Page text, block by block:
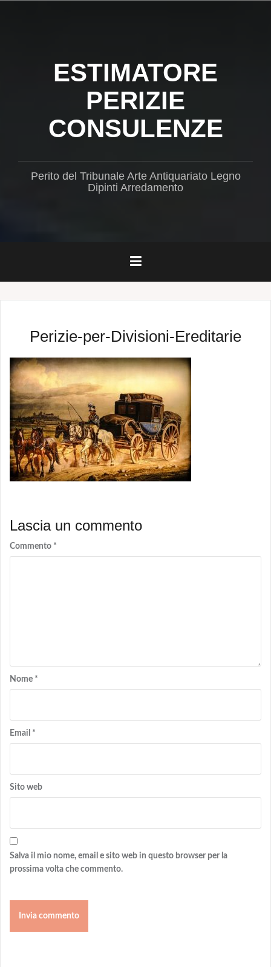
ESTIMATORE
PERIZIE
CONSULENZE
Perito del Tribunale Arte Antiquariato Legno
Dipinti Arredamento
Perizie-per-Divisioni-Ereditarie
Lascia un commento
Commento *
Nome *
Email *
Sito web
Salva il mio nome, email e sito web in questo browser per la
prossima volta che commento.